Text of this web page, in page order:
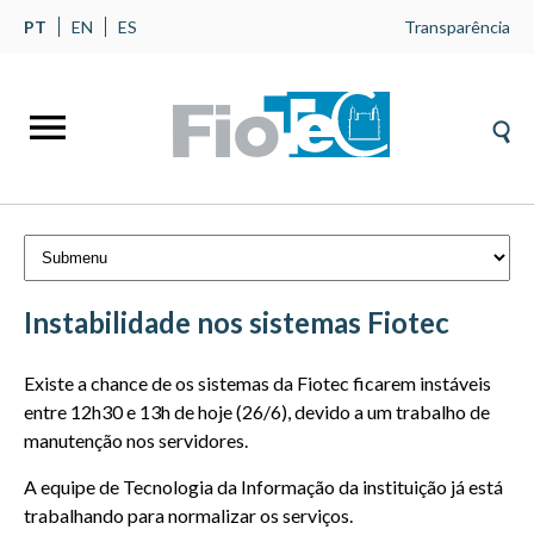
PT EN ES Transparência
Instabilidade nos sistemas Fiotec
Existe a chance de os sistemas da Fiotec ficarem instáveis
entre 12h30 e 13h de hoje (26/6), devido a um trabalho de
manutenção nos servidores.
A equipe de Tecnologia da Informação da instituição já está
trabalhando para normalizar os serviços.